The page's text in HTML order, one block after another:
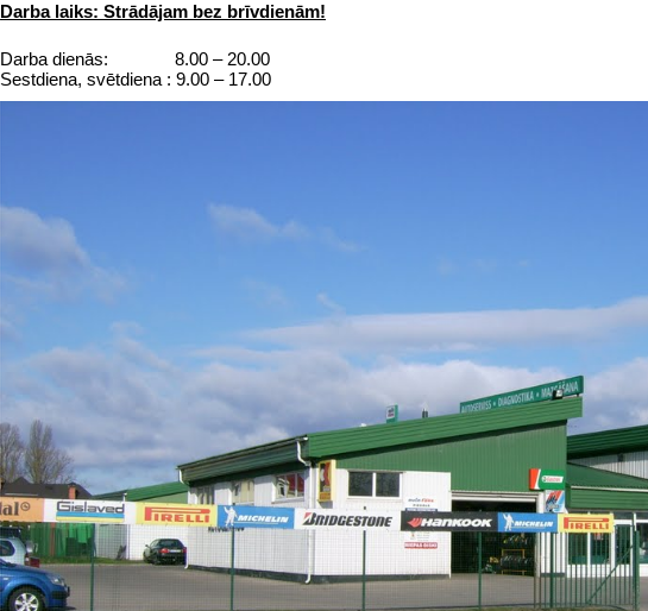
Darba laiks: Strādājam bez brīvdienām!
Darba dienās: 8.00 – 20.00
Sestdiena, svētdiena : 9.00 – 17.00